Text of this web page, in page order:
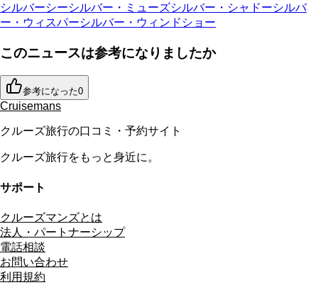
シルバーシーシルバー・ミューズシルバー・シャドーシルバ
ー・ウィスパーシルバー・ウィンド ショー
このニュースは参考になりましたか
参考になった0
Cruisemans
クルーズ旅行の口コミ・予約サイト
クルーズ旅行をもっと身近に。
サポート
クルーズマンズとは
法人・パートナーシップ
電話相談
お問い合わせ
利用規約